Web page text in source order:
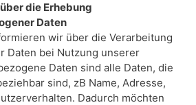
die Erhebung
Daten
wir über die Verarbeitung
Daten bei Nutzung unserer
Daten sind alle Daten, die
sind, zB Name, Adresse,
Dadurch möchten